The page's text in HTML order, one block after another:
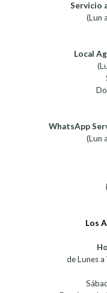
Servicio
(Lun
Local
WhatsApp
(Lun
Los
de Lunes